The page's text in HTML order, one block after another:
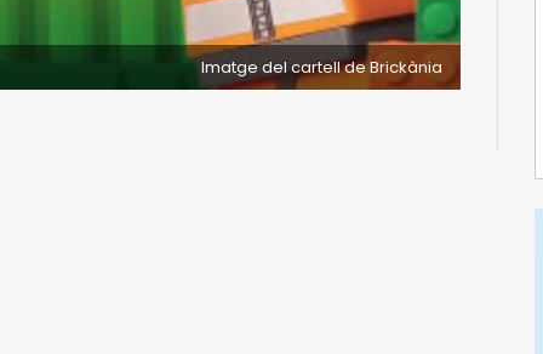
Imatge del cartell de Brickània